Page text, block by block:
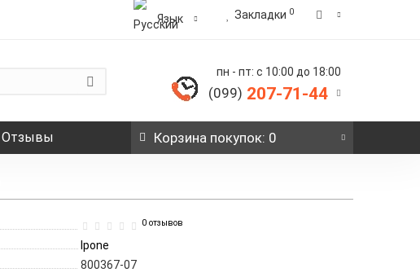
Язык Закладки 0
пн - пт: с 10:00 до 18:00
(099) 207-71-44
Отзывы Корзина покупок: 0
0 отзывов
Ipone
800367-07